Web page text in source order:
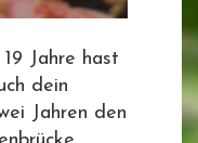
Jahre hast
dein
Jahren den